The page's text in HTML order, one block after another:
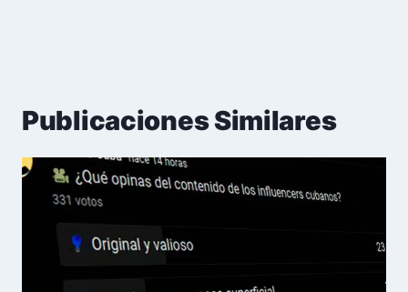
Publicaciones Similares